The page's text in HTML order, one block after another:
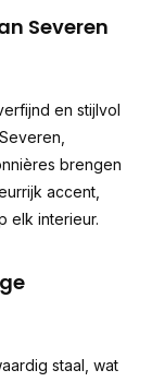
Severen
en stijlvol
brengen
accent,
elk interieur.
staal, wat